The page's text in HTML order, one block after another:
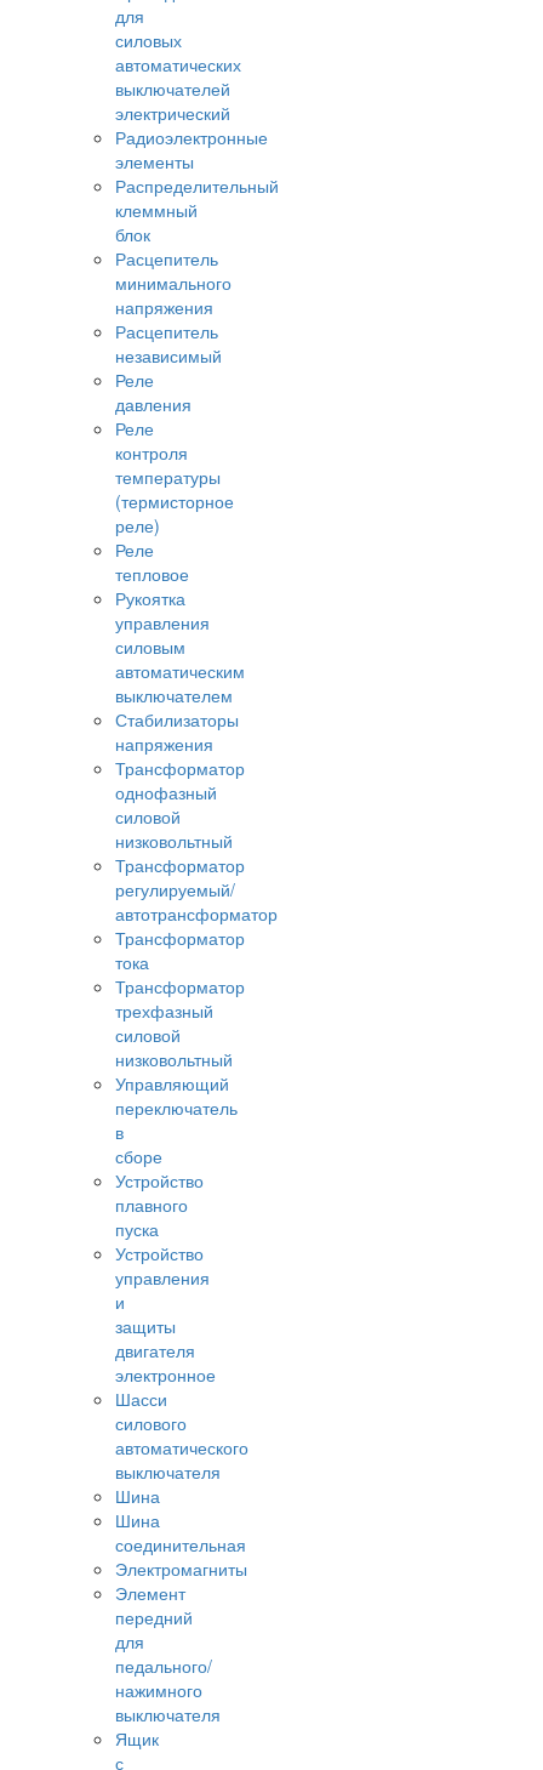
для
силовых
автоматических
выключателей
электрический
Радиоэлектронные
элементы
Распределительный
клеммный
блок
Расцепитель
минимального
напряжения
Расцепитель
независимый
Реле
давления
Реле
контроля
температуры
(термисторное
реле)
Реле
тепловое
Рукоятка
управления
силовым
автоматическим
выключателем
Стабилизаторы
напряжения
Трансформатор
однофазный
силовой
низковольтный
Трансформатор
регулируемый/
автотрансформатор
Трансформатор
тока
Трансформатор
трехфазный
силовой
низковольтный
Управляющий
переключатель
в
сборе
Устройство
плавного
пуска
Устройство
управления
и
защиты
двигателя
электронное
Шасси
силового
автоматического
выключателя
Шина
Шина
соединительная
Электромагниты
Элемент
передний
для
педального/
нажимного
выключателя
Ящик
с